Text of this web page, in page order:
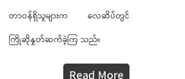
တာဝန်ရှိသူများက လေဆိပ်တွင်
ကြိုဆိုနှုတ်ဆက်ခဲ့ကြ သည်။